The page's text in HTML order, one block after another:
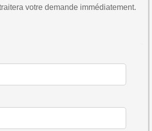
votre demande immédiatement.